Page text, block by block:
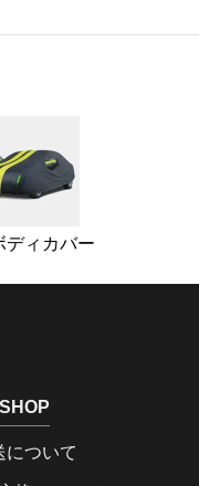
ディカバー
SHOP
について